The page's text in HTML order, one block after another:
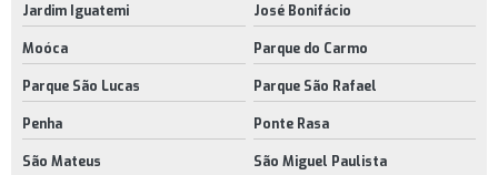
Jardim Iguatemi José Bonifácio
Moóca Parque do Carmo
Parque São Lucas Parque São Rafael
Penha Ponte Rasa
São Mateus São Miguel Paulista